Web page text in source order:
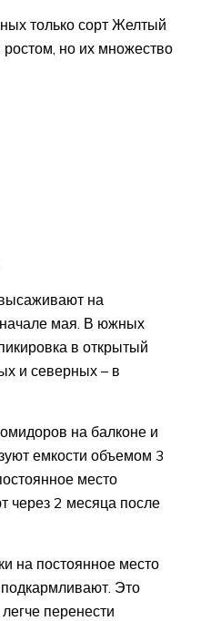
только сорт Желтый
но их множество
на
мая. В южных
в открытый
и северных – в
на балконе и
емкости объемом 3
место
через 2 месяца после
на постоянное место
Это
перенести